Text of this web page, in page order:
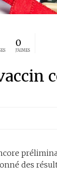
0
J'AIMES
des